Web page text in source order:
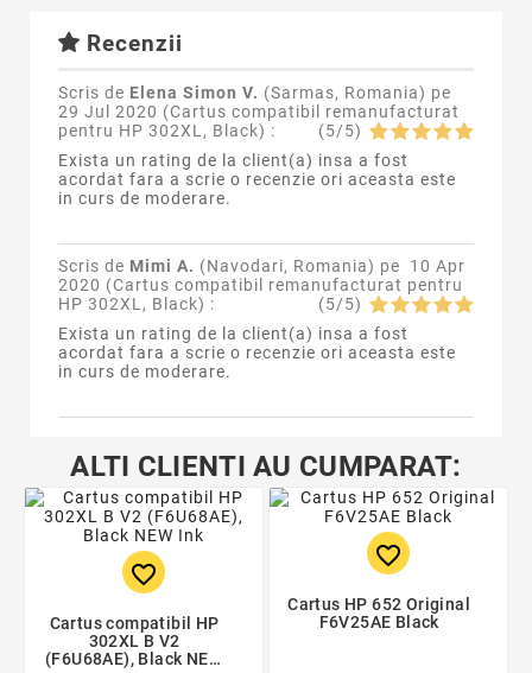
Recenzii
Scris de Elena Simon V. (Sarmas, Romania) pe
29 Jul 2020 (Cartus compatibil remanufacturat
pentru HP 302XL, Black) : (5/5)
Exista un rating de la client(a) insa a fost
acordat fara a scrie o recenzie ori aceasta este
in curs de moderare.
Scris de Mimi A. (Navodari, Romania) pe 10 Apr
2020 (Cartus compatibil remanufacturat pentru
HP 302XL, Black) : (5/5)
Exista un rating de la client(a) insa a fost
acordat fara a scrie o recenzie ori aceasta este
in curs de moderare.
ALTI CLIENTI AU CUMPARAT:
favorite_border
Cartus compatibil HP
302XL B V2
(F6U68AE), Black NEW
favorite_border
Cartus HP 652 Original
F6V25AE Black